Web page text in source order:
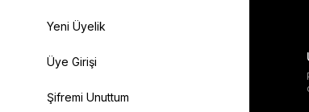
Yeni Üyelik
Üye Girişi
Şifremi Unuttum